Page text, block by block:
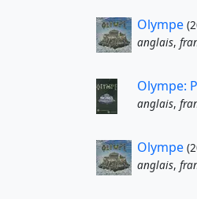
Olympe
anglais,
Olympe:
anglais,
Olympe
anglais,